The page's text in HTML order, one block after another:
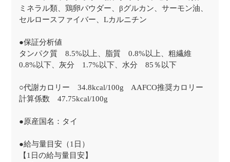
ミネラル類、鶏卵パウダー、βグルカン、サーモン油、
セルロースファイバー、Lカルニチン
●保証分析値
タンパク質 8.5%以上、脂質 0.8%以上、粗繊維
0.8%以下、灰分 1.7%以下、水分 85％以下
○代謝カロリー 34.8kcal/100g AAFCO推奨カロリー
計算係数 47.75kcal/100g
●原産国名：タイ
●給与量目安（1日）
【1日の給与量目安】